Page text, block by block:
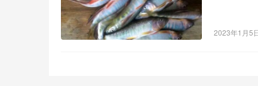
放水，把鱼
2023年1月5